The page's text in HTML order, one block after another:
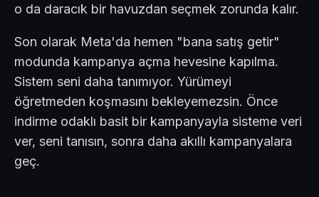
o da daracık bir havuzdan seçmek zorunda kalır.
Son olarak Meta'da hemen "bana satış getir"
modunda kampanya açma hevesine kapılma.
Sistem seni daha tanımıyor. Yürümeyi
öğretmeden koşmasını bekleyemezsin. Önce
indirme odaklı basit bir kampanyayla sisteme veri
ver, seni tanısın, sonra daha akıllı kampanyalara
geç.